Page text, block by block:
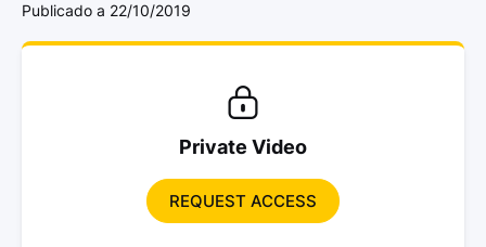
Publicado a 22/10/2019
Private Video
REQUEST ACCESS